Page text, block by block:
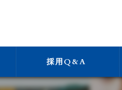
採用Q&A